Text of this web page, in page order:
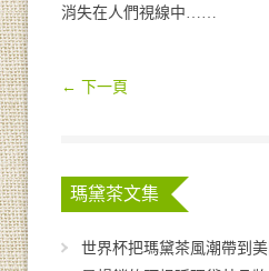
消失在人們視線中……
← 下一頁
瑪黛茶文集
世界杯把瑪黛茶風潮帶到